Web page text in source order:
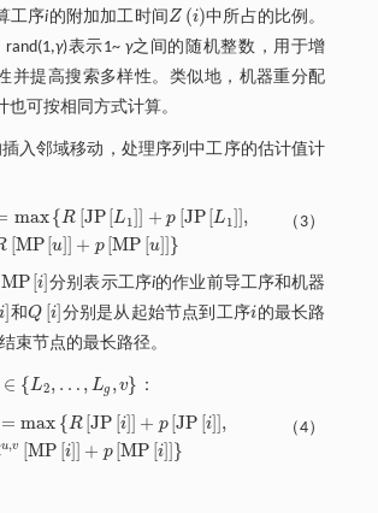
工序i的附加加工时间 Z (i)
Zi
中所占的比例。
rand(1,γ)表示1~ γ之间的随机整数，用于增
并提高搜索多样性。类似地，机器重分配
也可按相同方式计算。
入邻域移动，处理序列中工序的估计值计
max{R [JP [L1]] + p [JP [L1]],
[MP [u]] + p [MP [u]]}
RJP L1+p JP MPu+ p MPu
（3）
MP [i]
MPi 分别表示工序i的作业前导工序和机器
i]和Q [i]
Qi 分别是从起始节点到工序i
i 的最长路
束节点的最长路径。
∈ {L2, … , Lg ,v}
{ L2,…,L g , v } ：
= max {R [JP [i]] + p [JP [i]],
u,v [MP [i]] + p [MP [i]]}
x R JP +pJ P i,R MP i+p MPi
（4）